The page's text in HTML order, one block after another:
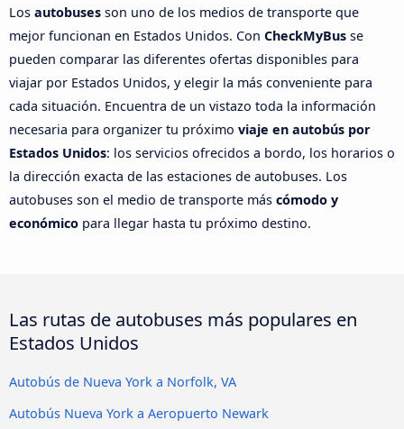
Los autobuses son uno de los medios de transporte que
mejor funcionan en Estados Unidos. Con CheckMyBus se
pueden comparar las diferentes ofertas disponibles para
viajar por Estados Unidos, y elegir la más conveniente para
cada situación. Encuentra de un vistazo toda la información
necesaria para organizer tu próximo viaje en autobús por
Estados Unidos: los servicios ofrecidos a bordo, los horarios o
la dirección exacta de las estaciones de autobuses. Los
autobuses son el medio de transporte más cómodo y
económico para llegar hasta tu próximo destino.
Las rutas de autobuses más populares en
Estados Unidos
Autobús de Nueva York a Norfolk, VA
Autobús Nueva York a Aeropuerto Newark